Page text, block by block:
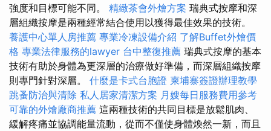
強度和目標可能不同。 精緻茶會外燴方案 瑞典式按摩和深
層組織按摩是兩種經常結合使用以獲得最佳效果的技術。
養護中心單人房推薦 專業冷凍設備介紹 了解Buffet外燴價
格 專業法律服務的lawyer 台中整復推薦 瑞典式按摩的基本
技術有助於身體為更深層的治療做好準備，而深層組織按摩
則專門針對深層。 什麼是卡式台胞證 柬埔寨簽證辦理教學
跳蚤防治與清除 私人居家清潔方案 月嫂每日服務費用參考
可靠的外燴廠商推薦 這兩種技術的共同目標是放鬆肌肉、
緩解疼痛並協調能量流動，從而不僅使身體煥然一新，而且